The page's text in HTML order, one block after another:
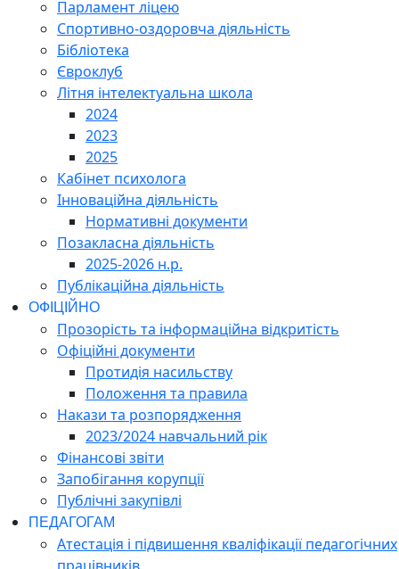
Парламент ліцею
Спортивно-оздоровча діяльність
Бібліотека
Євроклуб
Літня інтелектуальна школа
2024
2023
2025
Кабінет психолога
Інноваційна діяльність
Нормативні документи
Позакласна діяльність
2025-2026 н.р.
Публікаційна діяльність
ОФІЦІЙНО
Прозорість та інформаційна відкритість
Офіційні документи
Протидія насильству
Положення та правила
Накази та розпорядження
2023/2024 навчальний рік
Фінансові звіти
Запобігання корупції
Публічні закупівлі
ПЕДАГОГАМ
Атестація і підвишення кваліфікації педагогічних